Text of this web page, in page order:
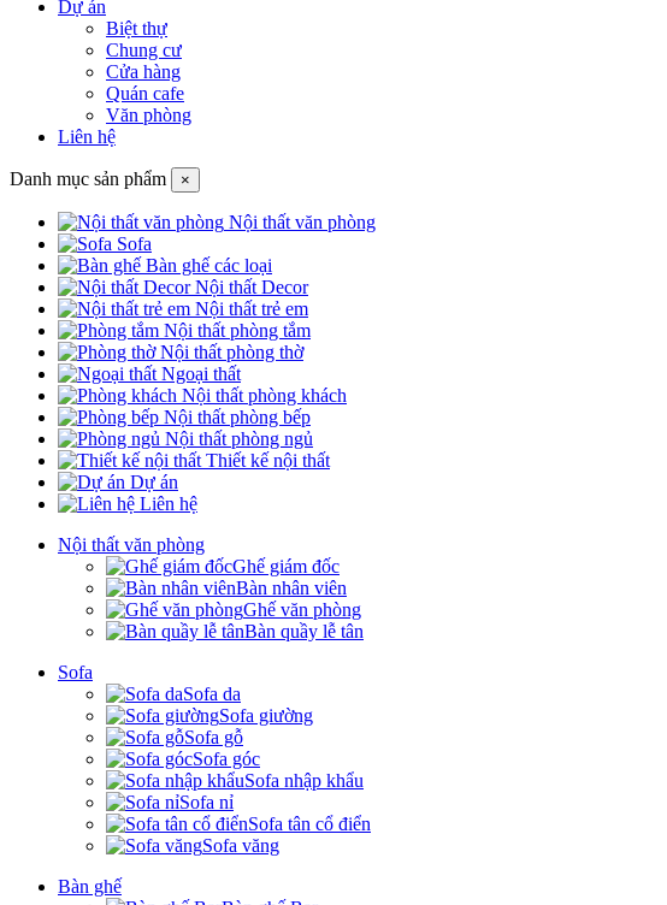
Dự án
Biệt thự
Chung cư
Cửa hàng
Quán cafe
Văn phòng
Liên hệ
Danh mục sản phẩm ×
Nội thất văn phòng
Sofa
Bàn ghế các loại
Nội thất Decor
Nội thất trẻ em
Nội thất phòng tắm
Nội thất phòng thờ
Ngoại thất
Nội thất phòng khách
Nội thất phòng bếp
Nội thất phòng ngủ
Thiết kế nội thất
Dự án
Liên hệ
Nội thất văn phòng
Ghế giám đốc
Bàn nhân viên
Ghế văn phòng
Bàn quầy lễ tân
Sofa
Sofa da
Sofa giường
Sofa gỗ
Sofa góc
Sofa nhập khẩu
Sofa nỉ
Sofa tân cổ điển
Sofa văng
Bàn ghế